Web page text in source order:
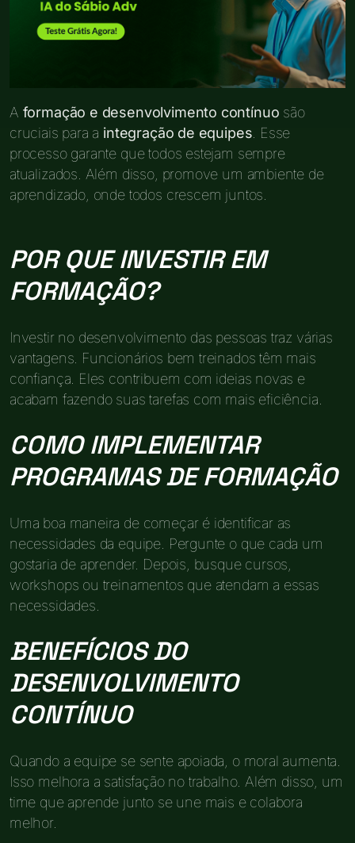
A formação e desenvolvimento contínuo são
cruciais para a integração de equipes . Esse
processo garante que todos estejam sempre
atualizados. Além disso, promove um ambiente de
aprendizado, onde todos crescem juntos.
POR QUE INVESTIR EM
FORMAÇÃO?
Investir no desenvolvimento das pessoas traz várias
vantagens. Funcionários bem treinados têm mais
confiança. Eles contribuem com ideias novas e
acabam fazendo suas tarefas com mais eficiência.
COMO IMPLEMENTAR
PROGRAMAS DE FORMAÇÃO
Uma boa maneira de começar é identificar as
necessidades da equipe. Pergunte o que cada um
gostaria de aprender. Depois, busque cursos,
workshops ou treinamentos que atendam a essas
necessidades.
BENEFÍCIOS DO
DESENVOLVIMENTO
CONTÍNUO
Quando a equipe se sente apoiada, o moral aumenta.
Isso melhora a satisfação no trabalho. Além disso, um
time que aprende junto se une mais e colabora
melhor.